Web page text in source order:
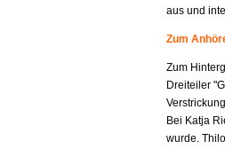
aus und
Zum
Zum
Dreiteiler
Bei Katja
wurde.